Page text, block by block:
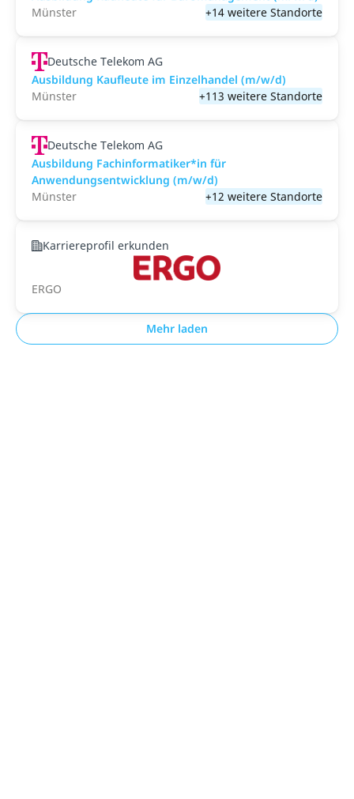
Münster
+14 weitere Standorte
Deutsche Telekom AG
Ausbildung Kaufleute im Einzelhandel (m/w/d)
Münster
+113 weitere Standorte
Deutsche Telekom AG
Ausbildung Fachinformatiker*in für
Anwendungsentwicklung (m/w/d)
Münster
+12 weitere Standorte
Karriereprofil erkunden
ERGO
Mehr laden